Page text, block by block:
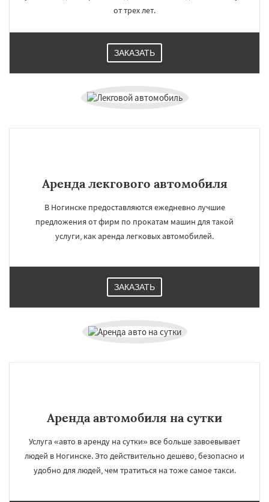
от трех лет.
ЗАКАЗАТЬ
Аренда лекгового автомобиля
В Ногинске предоставляются ежедневно лучшие
предложения от фирм по прокатам машин для такой
услуги, как аренда легковых автомобилей.
ЗАКАЗАТЬ
Аренда автомобиля на сутки
Услуга «авто в аренду на сутки» все больше завоевывает
людей в Ногинске. Это действительно дешево, безопасно и
удобно для людей, чем тратиться на тоже самое такси.